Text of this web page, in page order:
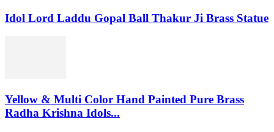
Idol Lord Laddu Gopal Ball Thakur Ji Brass Statue
Yellow & Multi Color Hand Painted Pure Brass
Radha Krishna Idols...